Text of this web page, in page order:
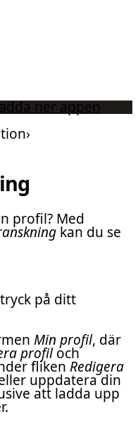
ner appen
›
profil? Med
kan du se
på ditt
Min profil, där
profiloch
fliken Redigera
uppdatera din
att ladda upp